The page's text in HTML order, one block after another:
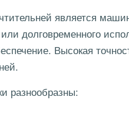
является
долговременного
Высокая
разнообразны: